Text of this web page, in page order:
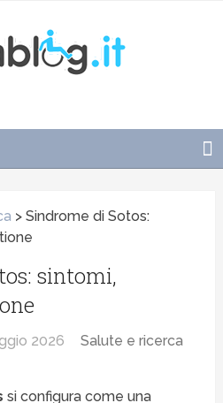
>Sindrome di Sotos:
sintomi,
2026
Salute e ricerca
si configura come una